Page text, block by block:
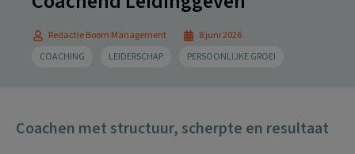
Redactie Boom Management
8 juni 2026
COACHING
LEIDERSCHAP PERSOONLIJKE GROEI
Coachen met structuur, scherpte en resultaat